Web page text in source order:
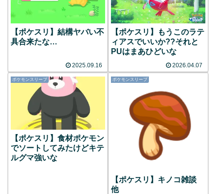
【ポケスリ】結構ヤバい不
具合来たな…
2025.09.16
【ポケスリ】もうこのラテ
ィアスでいいか??それと
PUはまあひどいな
2026.04.07
ポケモンスリープ
【ポケスリ】食材ポケモン
でソートしてみたけどキテ
ルグマ強いな
ポケモンスリープ
【ポケスリ】キノコ雑談
他